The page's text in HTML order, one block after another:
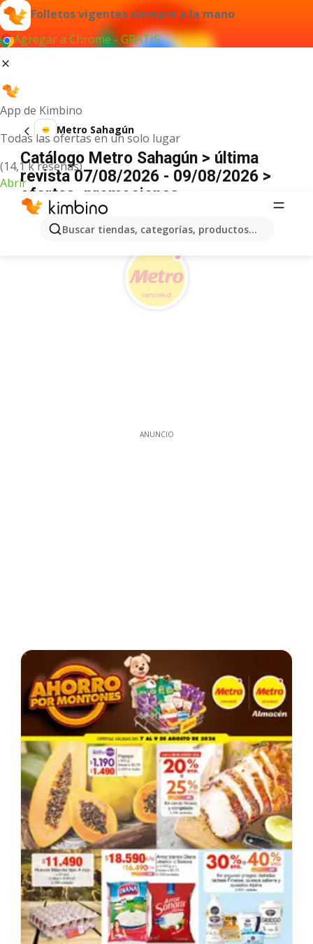
Folletos vigentes siempre a la mano
Agregar a Chrome - GRATIS
App de Kimbino
Todas las ofertas en un solo lugar
(14,1 k reseñas)
Abrir
Buscar tiendas, categorías, productos...
Metro Sahagún
Catálogo Metro Sahagún > última
revista 07/08/2026 - 09/08/2026 >
ofertas, promociones
ANUNCIO